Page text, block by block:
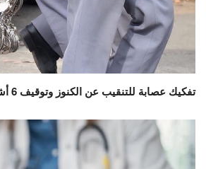
تفكيك عصابة للتنقيب عن الكنوز وتوقيف 6 أشخاص